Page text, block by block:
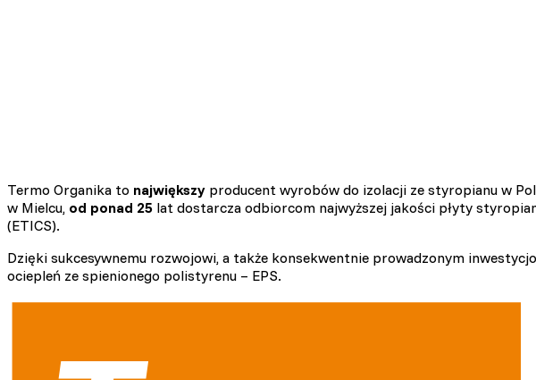
Termo Organika to największy producent wyrobów do izolacji ze styropianu w
w Mielcu, od ponad 25 lat dostarcza odbiorcom najwyższej jakości płyty
(ETICS).
Dzięki sukcesywnemu rozwojowi, a także konsekwentnie prowadzonym
ociepleń ze spienionego polistyrenu – EPS.